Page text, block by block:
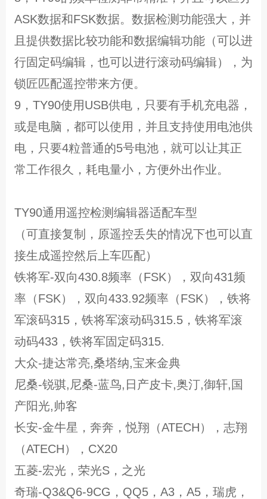
ASK数据和FSK数据。数据检测功能强大，并
且提供数据比较功能和数据编辑功能（可以进
行固定码编辑，也可以进行滚动码编辑），为
锁匠匹配遥控带来方便。
9，TY90使用USB供电，只要有手机充电器，
或是电脑，都可以使用，并且支持使用电池供
电，只要4粒普通的5号电池，就可以让其正
常工作很久，耗电量小，方便外出作业。
TY90通用遥控检测编辑器适配车型
（可直接复制，原遥控丢失的情况下也可以直
接生成遥控然后上车匹配）
铁将军-双向430.8频率（FSK），双向431频
率（FSK），双向433.92频率（FSK），铁将
军滚码315，铁将军滚动码315.5，铁将军滚
动码433，铁将军固定码315.
大众-捷达常亮,桑塔纳,宝来金典
尼桑-锐骐,尼桑-蓝鸟,日产皮卡,奥汀,御轩,国
产阳光,帅客
长安-金牛星，奔奔，悦翔（ATECH），志翔
（ATECH），CX20
五菱-宏光，荣光S，之光
奇瑞-Q3&Q6-9CG，QQ5，A3，A5，瑞虎，